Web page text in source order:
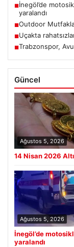
■İnegöl’de
yaralandı
■Outdoor
■Uçakta
■Trabzonspor,
Güncel
Ağustos 5, 2026
14 Nisan 2026
Ağustos 5, 2026
İnegöl’de
yaralandı